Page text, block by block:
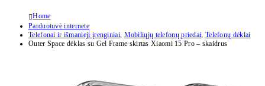
Home
Parduotuvė internete
Telefonai ir išmanieji įrenginiai, Mobiliųjų telefonų priedai, Telefonų dėklai
Outer Space dėklas su Gel Frame skirtas Xiaomi 15 Pro – skaidrus